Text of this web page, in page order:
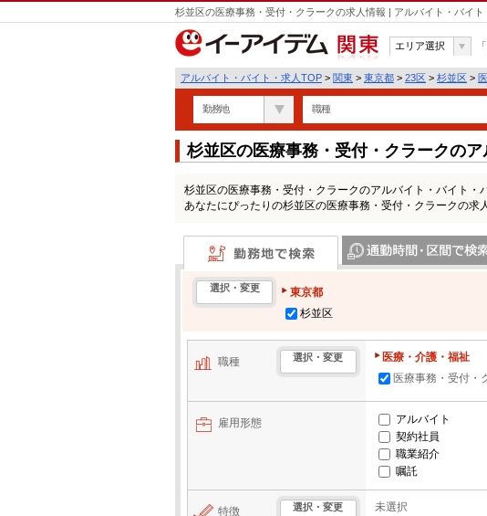
杉並区の医療事務・受付・クラークの求人情報 | アルバイト・バイ
関東
エリア選択
アルバイト・バイト・求人TOP > 関東 > 東京都 > 23区 > 杉並区 >
勤務地 職種
杉並区の医療事務・受付・クラークの
杉並区の医療事務・受付・クラークのアルバイト・バイト・
あなたにぴったりの杉並区の医療事務・受付・クラークの求
勤務地で検索
選択・変更
東京都
杉並区
職種 選択・変更
医療・介護・福祉
医療事務・受付・
雇用形態 アルバイト
契約社員
職業紹介
嘱託
特徴 選択・変更 未選択